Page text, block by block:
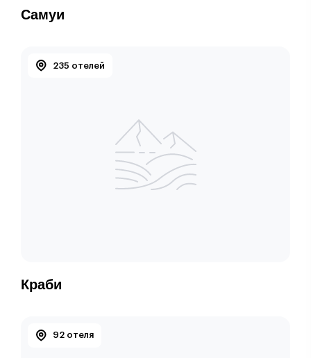
Самуи
235 отелей
Краби
92 отеля